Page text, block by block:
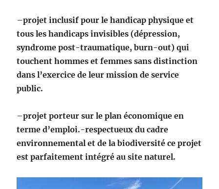
–projet inclusif pour le handicap physique et
tous les handicaps invisibles (dépression,
syndrome post-traumatique, burn-out) qui
touchent hommes et femmes sans distinction
dans l’exercice de leur mission de service
public.
–projet porteur sur le plan économique en
terme d’emploi.-respectueux du cadre
environnemental et de la biodiversité ce projet
est parfaitement intégré au site naturel.